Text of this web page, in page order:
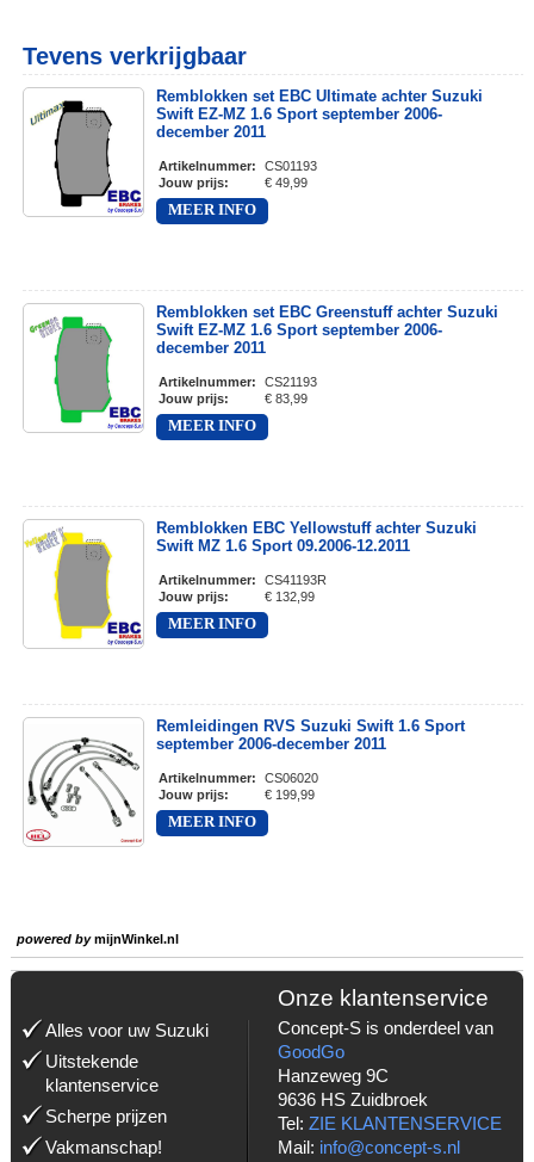
Tevens verkrijgbaar
Remblokken set EBC Ultimate achter Suzuki
Swift EZ-MZ 1.6 Sport september 2006-
december 2011
Artikelnummer:
CS01193
Jouw prijs: € 49,99
MEER INFO
Remblokken set EBC Greenstuff achter Suzuki
Swift EZ-MZ 1.6 Sport september 2006-
december 2011
Artikelnummer:
CS21193
Jouw prijs: € 83,99
MEER INFO
Remblokken EBC Yellowstuff achter Suzuki
Swift MZ 1.6 Sport 09.2006-12.2011
Artikelnummer:
CS41193R
Jouw prijs: € 132,99
MEER INFO
Remleidingen RVS Suzuki Swift 1.6 Sport
september 2006-december 2011
Artikelnummer:
CS06020
Jouw prijs: € 199,99
MEER INFO
powered bymijnWinkel.nl
Alles voor uw Suzuki
Uitstekende
klantenservice
Scherpe prijzen
Vakmanschap!
Onze klantenservice
Concept-S is onderdeel van
GoodGo
Hanzeweg 9C
9636 HS Zuidbroek
Tel: ZIE KLANTENSERVICE
Mail: info@concept-s.nl